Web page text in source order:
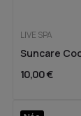
LIVE SPA
Suncare
10,00 €